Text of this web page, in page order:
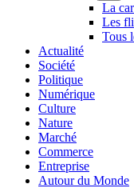
La
Les
Tous
Actualité
Société
Politique
Numérique
Culture
Nature
Marché
Commerce
Entreprise
Autour du Monde